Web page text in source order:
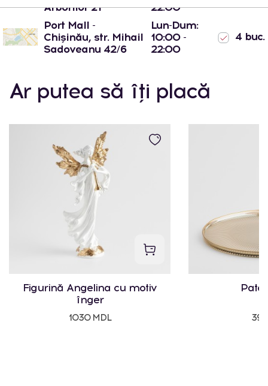
Arborilor 21
22:00
Port Mall -
Chișinău, str. Mihail
Sadoveanu 42/6
Lun-Dum:
10:00 -
22:00
4 buc.
Ar putea să îți placă
Figurină Angelina cu motiv
înger
1030 MDL